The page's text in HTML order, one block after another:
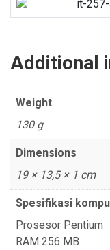
Additional
Weight
130 g
Dimensions
19 × 13,5 × 1 cm
Spesifikasi
Prosesor Pentium
RAM 256 MB